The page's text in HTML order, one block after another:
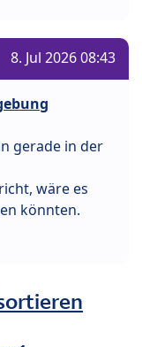
8. Jul 2026 08:43
gerade in der
wäre es
könnten.